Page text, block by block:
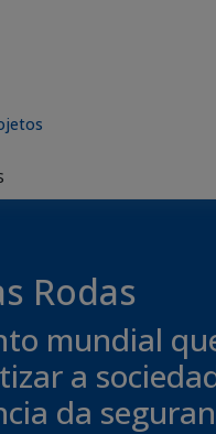
Rodas
mundial
a
da